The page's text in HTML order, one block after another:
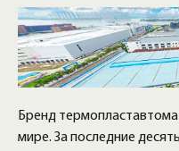
Бренд
мире. За последние